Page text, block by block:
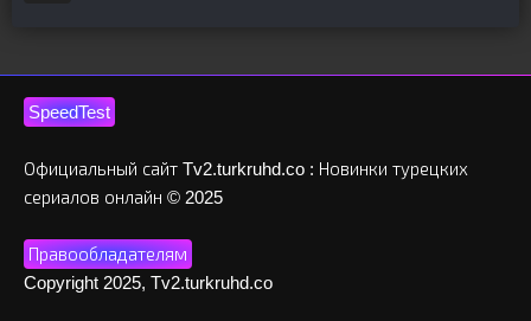
SpeedTest
Официальный сайт Tv2.turkruhd.co : Новинки турецких
сериалов онлайн © 2025
Правообладателям
Copyright 2025, Tv2.turkruhd.co